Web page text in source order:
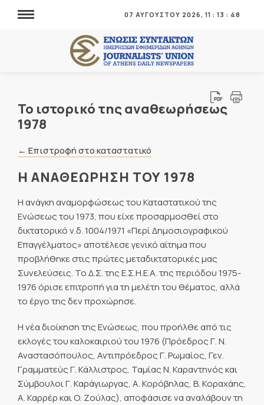
07 ΑΥΓΟΥΣΤΟΥ 2026, 11 : 13 : 49
Το ιστορικό της αναθεωρήσεως
1978
← Επιστροφή στο καταστατικό
Η ΑΝΑΘΕΩΡΗΣΗ ΤΟΥ 1978
Η ανάγκη αναμορφώσεως του Καταστατικού της
Ενώσεως του 1973, που είχε προσαρμοσθεί στο
δικτατορικό ν.δ. 1004/1971 «Περί Δημοσιογραφικού
Επαγγέλματος» αποτέλεσε γενικό αίτημα που
προβλήθηκε στις πρώτες μεταδικτατορικές μας
Συνελεύσεις. Το Δ.Σ. της Ε.Σ.Η.Ε.Α. της περιόδου 1975-
1976 όρισε επιτροπή για τη μελέτη του θέματος, αλλά
το έργο της δεν προχώρησε.
Η νέα διοίκηση της Ενώσεως, που προήλθε από τις
εκλογές του καλοκαιριού του 1976 (Πρόεδρος Γ. Ν.
Αναστασόπουλος, Αντιπρόεδρος Γ. Ρωμαίος, Γεν.
Γραμματεύς Γ. Κάλλιστρος, Ταμίας Ν. Καραντηνός και
Σύμβουλοι Γ. Καράγιωργας, Α. Κορόβηλας, Β. Κοραχάης,
Α. Καρρέρ και Ο. Ζούλας), αποφάσισε να αναλάβουν τη